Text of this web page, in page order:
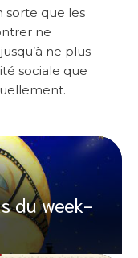
sorte que les
ne
ne plus
sociale que
du week-